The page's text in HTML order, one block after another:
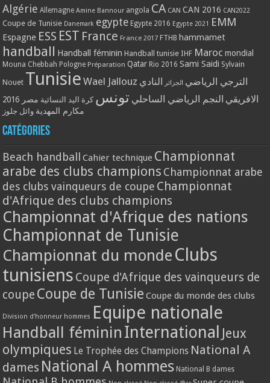
Algérie Allemagne Amine Bannour angola CA CAN CAN 2016 CAN2022
Coupe de Tunisie Danemark egypte Egypte 2016 Egypte 2021 EMM
Espagne ESS EST France France 2017 FTHB hammamet
handball Handball féminin Handball tunisie IHF Maroc mondial
Mouna Chebbah Pologne Préparation Qatar Rio 2016 Sami Saidi Sylvain
Nouet Tunisie Wael Jallouz الترجي الرياضي الجزائر النادي
الافريقي النجم الرياضي الساحلي تونس كرة اليد النسائية مصر 2016
مكارم المهدية وائل جلوز
Catégories
Beach handball Cahier technique Championnat
arabe des clubs champions Championnat arabe
des clubs vainqueurs de coupe Championnat
d'Afrique des clubs champions
Championnat d'Afrique des nations
Championnat de Tunisie
Championnat du monde Clubs
tunisiens Coupe d'Afrique des vainqueurs de
coupe Coupe de Tunisie Coupe du monde des clubs
Division d'honneur hommes Equipe nationale
Handball féminin International Jeux
olympiques Le Trophée des Champions National A
dames National A hommes National B dames